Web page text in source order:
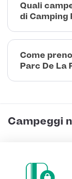
Quali
di Camping
Come
Parc De La
Campeggi